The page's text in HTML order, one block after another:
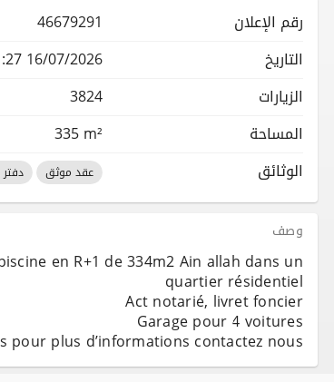
رقم الإعلان
46679291
التاريخ
16/07/2026 14:31:27
الزيارات
3824
المساحة
335 m²
الوثائق
عقد موثق
وصف
en R+1 de 334m2 Ain allah dans un
Act notarié, livret foncier
pour plus d’informations contactez nous